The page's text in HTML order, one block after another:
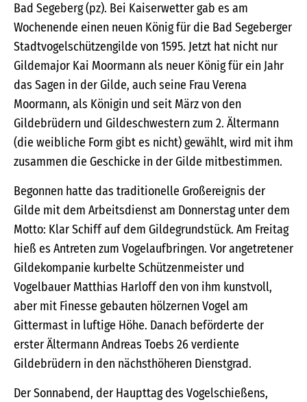
Bad Segeberg (pz). Bei Kaiserwetter gab es am
Wochenende einen neuen König für die Bad Segeberger
Stadtvogelschützengilde von 1595. Jetzt hat nicht nur
Gildemajor Kai Moormann als neuer König für ein Jahr
das Sagen in der Gilde, auch seine Frau Verena
Moormann, als Königin und seit März von den
Gildebrüdern und Gildeschwestern zum 2. Ältermann
(die weibliche Form gibt es nicht) gewählt, wird mit ihm
zusammen die Geschicke in der Gilde mitbestimmen.
Begonnen hatte das traditionelle Großereignis der
Gilde mit dem Arbeitsdienst am Donnerstag unter dem
Motto: Klar Schiff auf dem Gildegrundstück. Am Freitag
hieß es Antreten zum Vogelaufbringen. Vor angetretener
Gildekompanie kurbelte Schützenmeister und
Vogelbauer Matthias Harloff den von ihm kunstvoll,
aber mit Finesse gebauten hölzernen Vogel am
Gittermast in luftige Höhe. Danach beförderte der
erster Ältermann Andreas Toebs 26 verdiente
Gildebrüdern in den nächsthöheren Dienstgrad.
Der Sonnabend, der Haupttag des Vogelschießens,